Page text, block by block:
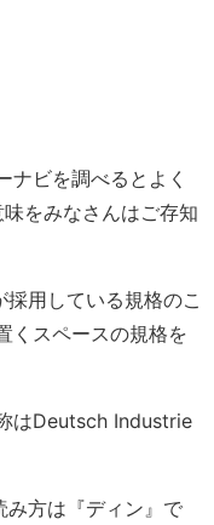
ナビを調べるとよく
をみなさんはご存知
用している規格のこ
くスペースの規格を
はDeutsch Industrie
み方は『ディン』で